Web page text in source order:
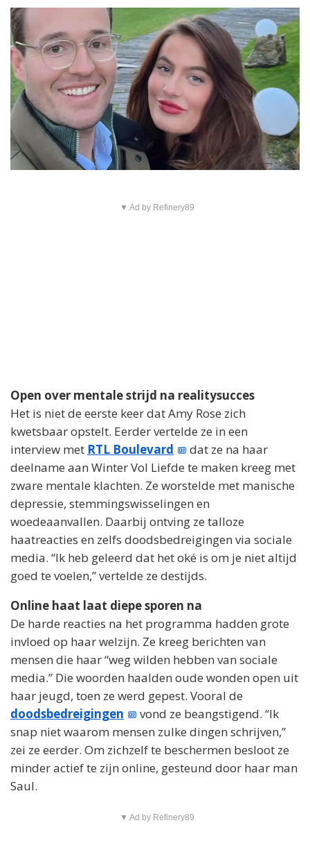
▼ Ad by Refinery89
Open over mentale strijd na realitysucces
Het is niet de eerste keer dat Amy Rose zich
kwetsbaar opstelt. Eerder vertelde ze in een
interview met RTL Boulevard
dat ze na haar
deelname aan Winter Vol Liefde te maken kreeg met
zware mentale klachten. Ze worstelde met manische
depressie, stemmingswisselingen en
woedeaanvallen. Daarbij ontving ze talloze
haatreacties en zelfs doodsbedreigingen via sociale
media. “Ik heb geleerd dat het oké is om je niet altijd
goed te voelen,” vertelde ze destijds.
Online haat laat diepe sporen na
De harde reacties na het programma hadden grote
invloed op haar welzijn. Ze kreeg berichten van
mensen die haar “weg wilden hebben van sociale
media.” Die woorden haalden oude wonden open uit
haar jeugd, toen ze werd gepest. Vooral de
doodsbedreigingen
vond ze beangstigend. “Ik
snap niet waarom mensen zulke dingen schrijven,”
zei ze eerder. Om zichzelf te beschermen besloot ze
minder actief te zijn online, gesteund door haar man
Saul.
▼ Ad by Refinery89